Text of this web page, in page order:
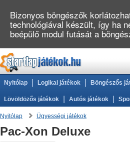
Nyitólap Logikai játékok Böngészős
Lövöldözős játékok Autós játékok
Nyitólap Ügyességi játékok
Pac-Xon Deluxe
Bizonyos böngészők
technológiával készült, így ha
beépülő modul futását a